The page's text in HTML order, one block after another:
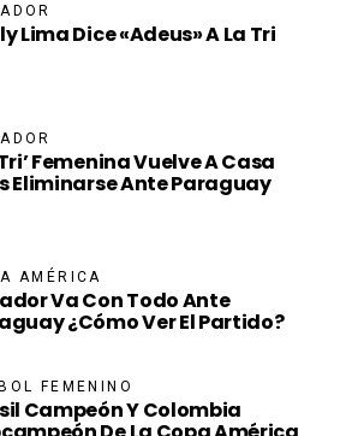
Lima Dice «Adeus» A La Tri
Femenina Vuelve A Casa
Eliminarse Ante Paraguay
AMÉRICA
Va Con Todo Ante
¿Cómo Ver El Partido?
FEMENINO
Campeón Y Colombia